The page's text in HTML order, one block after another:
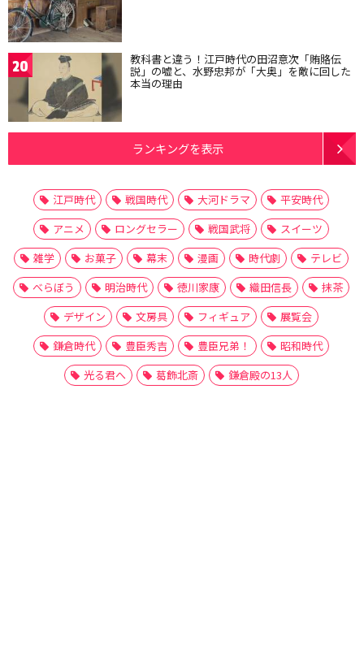
20 教科書と違う！江戸時代の田沼意次「賄賂伝
説」の嘘と、水野忠邦が「大奥」を敵に回した
本当の理由
ランキングを表示
江戸時代 戦国時代 大河ドラマ
平安時代
アニメ
ロングセラー 戦国武将
スイーツ
雑学
お菓子 幕末 漫画 時代劇
テレビ
べらぼう
明治時代 徳川家康 織田信長
抹茶
デザイン
文房具 フィギュア
展覧会
鎌倉時代
豊臣秀吉 豊臣兄弟！
昭和時代
光る君へ
葛飾北斎 鎌倉殿の13人